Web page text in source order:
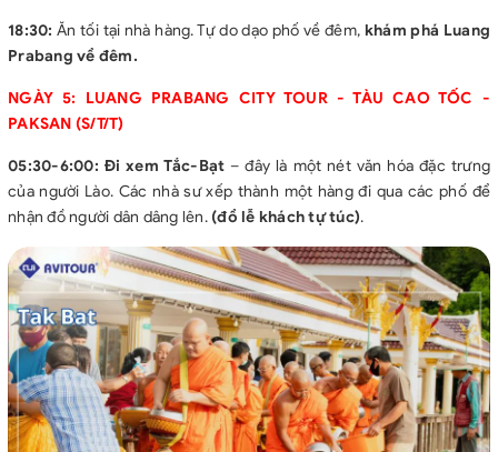
18:30: Ăn tối tại nhà hàng. Tự do dạo phố về đêm, khám phá Luang
Prabang về đêm.
NGÀY 5: LUANG PRABANG CITY TOUR - TÀU CAO TỐC -
PAKSAN (S/T/T)
05:30-6:00: Đi xem Tắc-Bạt – đây là một nét văn hóa đặc trưng
của người Lào. Các nhà sư xếp thành một hàng đi qua các phố để
nhận đồ người dân dâng lên. (đồ lễ khách tự túc).